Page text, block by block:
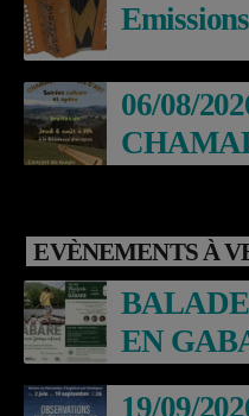
06/08/
EVÈNEMENTS À
EN
19/09/